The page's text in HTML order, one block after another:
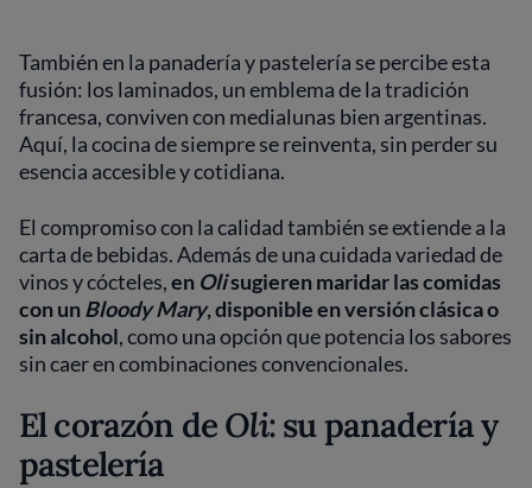
También en la panadería y pastelería se percibe esta
fusión: los laminados, un emblema de la tradición
francesa, conviven con medialunas bien argentinas.
Aquí, la cocina de siempre se reinventa, sin perder su
esencia accesible y cotidiana.
El compromiso con la calidad también se extiende a la
carta de bebidas. Además de una cuidada variedad de
vinos y cócteles,en Olisugieren maridar las comidas
con unBloody Mary, disponible en versión clásica o
sin alcohol, como una opción que potencia los sabores
sin caer en combinaciones convencionales.
El corazón deOli: su panadería y
pastelería